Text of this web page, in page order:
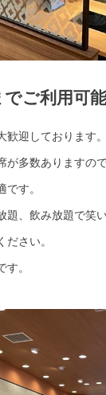
ご利用可能
歓迎しております。
が多数ありますの
す。
題、飲み放題で笑
ださい。
。